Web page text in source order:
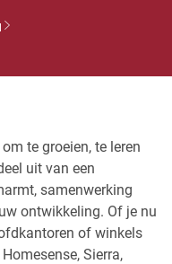
te groeien, te leren
uit van een
samenwerking
ontwikkeling. Of je nu
of winkels
Sierra,